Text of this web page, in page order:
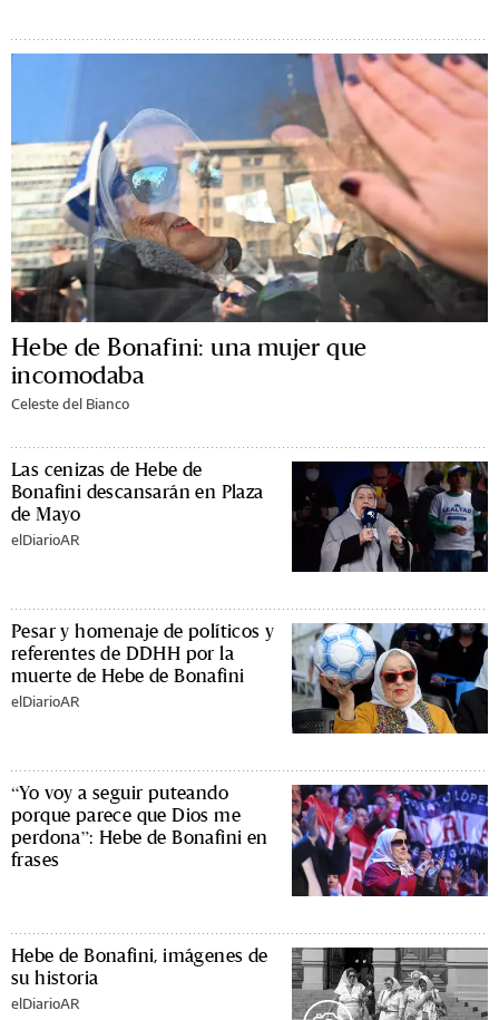
Hebe de Bonafini: una mujer que
incomodaba
Celeste del Bianco
Las cenizas de Hebe de
Bonafini descansarán en Plaza
de Mayo
elDiarioAR
Pesar y homenaje de políticos y
referentes de DDHH por la
muerte de Hebe de Bonafini
elDiarioAR
“Yo voy a seguir puteando
porque parece que Dios me
perdona”: Hebe de Bonafini en
frases
Hebe de Bonafini, imágenes de
su historia
elDiarioAR